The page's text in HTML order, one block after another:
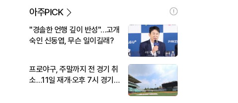
아주PICK
"경솔한 언행 깊이 반성"…고개
숙인 신동엽, 무슨 일이길래?
프로야구, 주말까지 전 경기 취
소…11일 재개·오후 7시 경기